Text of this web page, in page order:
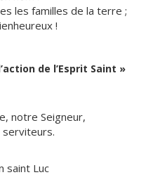
les familles de la terre ;
!
de l’Esprit Saint »
notre Seigneur,
saint Luc